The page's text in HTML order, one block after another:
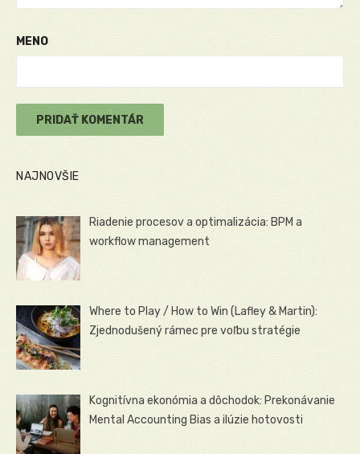
MENO
NAJNOVŠIE
Riadenie procesov a optimalizácia: BPM a
workflow management
Where to Play / How to Win (Lafley & Martin):
Zjednodušený rámec pre voľbu stratégie
Kognitívna ekonómia a dôchodok: Prekonávanie
Mental Accounting Bias a ilúzie hotovosti